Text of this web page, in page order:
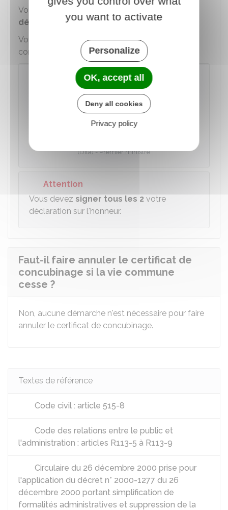
Vous devez présenter aux organismes une
déclaration sur l'honneur .
Vous pouvez rédiger votre déclaration de
concubinage en utilisant un modèle :
Rédiger sa déclaration de
concubinage
Accéder au Modèle de document
(Dila) - Premier ministre
Attention
Vous devez signer tous les 2 votre
déclaration sur l'honneur.
Faut-il faire annuler le certificat de
concubinage si la vie commune
cesse ?
Non, aucune démarche n'est nécessaire pour faire
annuler le certificat de concubinage.
Textes de référence
Code civil : article 515-8
Code des relations entre le public et
l'administration : articles R113-5 à R113-9
Circulaire du 26 décembre 2000 prise pour
l'application du décret n° 2000-1277 du 26
décembre 2000 portant simplification de
formalités administratives et suppression de la
you want to activate
Personalize
OK, accept all
Deny all cookies
Privacy policy